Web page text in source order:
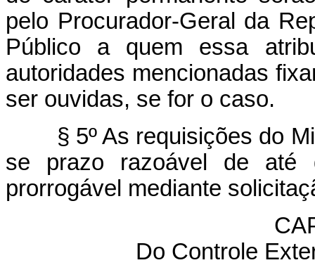
pelo Procurador-Geral da
Público a quem essa
autoridades mencionadas
ser ouvidas, se for o caso.
§ 5º As requisições do
se prazo razoável de até
prorrogável mediante
Do Controle